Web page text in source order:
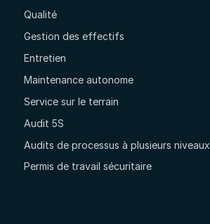
Qualité
Gestion des effectifs
Entretien
Maintenance autonome
Service sur le terrain
Audit 5S
Audits de processus à plusieurs niveaux
Permis de travail sécuritaire